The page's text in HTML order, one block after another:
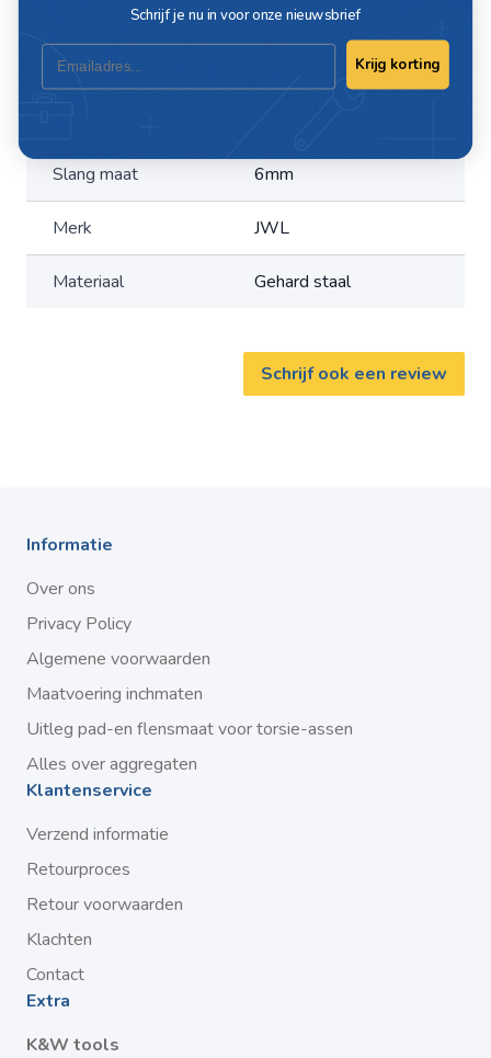
Specificaties
Artikelnummer
Slang maat 6mm
Merk JWL
Materiaal Gehard staal
Schrijf ook een review
Informatie
Over ons
Privacy Policy
Algemene voorwaarden
Maatvoering inchmaten
Uitleg pad-en flensmaat voor torsie-assen
Alles over aggregaten
Klantenservice
Verzend informatie
Retourproces
Retour voorwaarden
Klachten
Contact
Extra
K&W tools
Schrijf je nu in voor onze nieuwsbrief
Email
Krijg korting